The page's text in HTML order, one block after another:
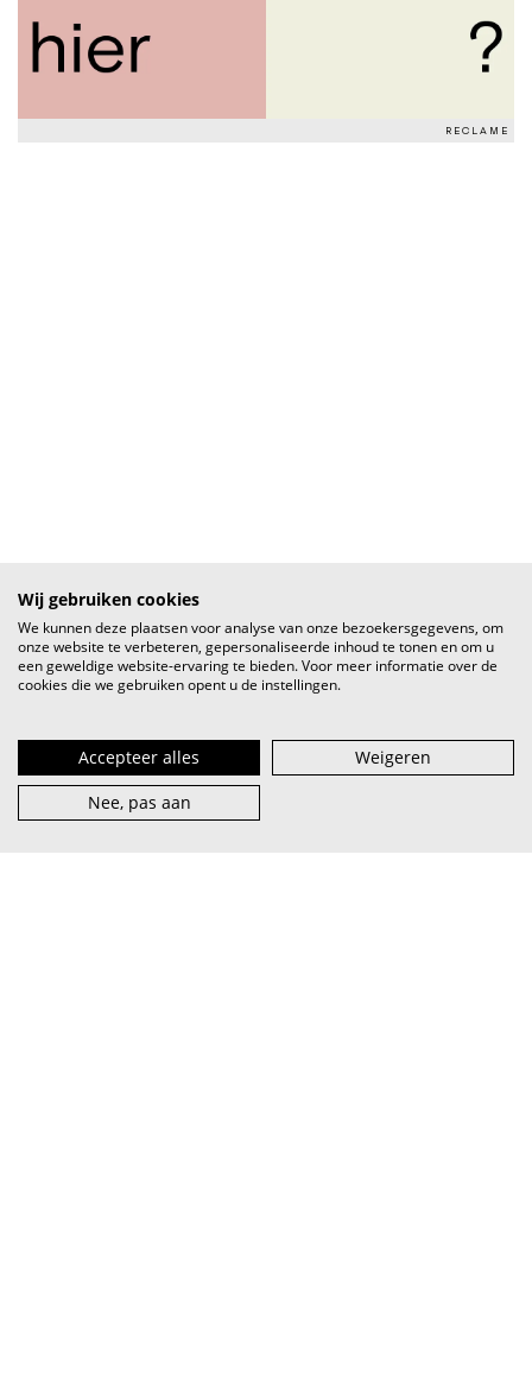
RECLAME
Wij gebruiken cookies
We kunnen deze plaatsen voor analyse van onze bezoekersgegevens, om
onze website te verbeteren, gepersonaliseerde inhoud te tonen en om u
een geweldige website-ervaring te bieden. Voor meer informatie over de
cookies die we gebruiken opent u de instellingen.
Accepteer alles
Weigeren
Nee, pas aan